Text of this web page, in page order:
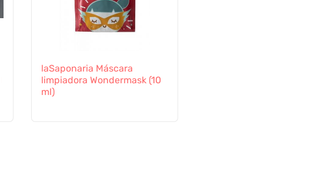
laSaponaria Máscara
limpiadora Wondermask (10
ml)